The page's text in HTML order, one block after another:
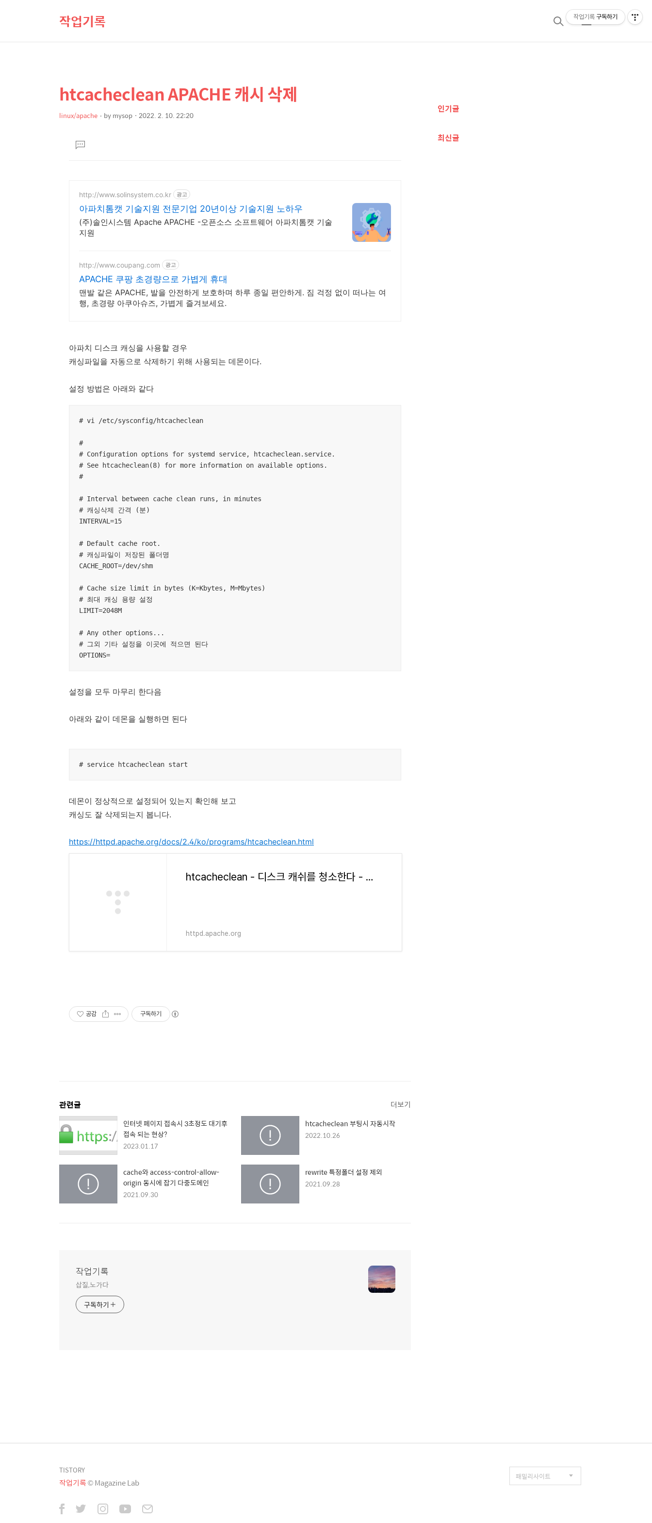
작업기록
검
메
상
세
컨
본
문
제
htcacheclean APACHE 캐시 삭제
linux/apache bymysop 2022. 2. 10. 22:20
댓
글
http://www.solinsystem.co.kr 광고
아파치톰캣 기술지원 전문기업 20년이상 기술지원 노하우
(주)솔인시스템 Apache APACHE -오픈소스 소프트웨어 아파치톰캣 기술
지원
http://www.coupang.com 광고
APACHE 쿠팡 초경량으로 가볍게 휴대
맨발 같은 APACHE, 발을 안전하게 보호하며 하루 종일 편안하게. 짐 걱정 없이 떠나는 여
행, 초경량 아쿠아슈즈, 가볍게 즐겨보세요.
아파치 디스크 캐싱을 사용할 경우
캐싱파일을 자동으로 삭제하기 위해 사용되는 데몬이다.
설정 방법은 아래와 같다
# vi /etc/sysconfig/htcacheclean
#
# Configuration options for systemd service, htcacheclean.service.
# See htcacheclean(8) for more information on available options.
#
# Interval between cache clean runs, in minutes
# 캐싱삭제 간격 (분)
INTERVAL=15
# Default cache root.
# 캐싱파일이 저장된 폴더명
CACHE_ROOT=/dev/shm
# Cache size limit in bytes (K=Kbytes, M=Mbytes)
# 최대 캐싱 용량 설정
LIMIT=2048M
# Any other options...
# 그외 기타 설정을 이곳에 적으면 된다
OPTIONS=
설정을 모두 마무리 한다음
아래와 같이 데몬을 실행하면 된다
# service htcacheclean start
데몬이 정상적으로 설정되어 있는지 확인해 보고
캐싱도 잘 삭제되는지 봅니다.
https://httpd.apache.org/docs/2.4/ko/programs/htcacheclean.html
htcacheclean - 디스크 캐쉬를 청소한다 - Apache HTTP Server Version 2.4
httpd.apache.org
공감 구독하기
관련글 더보기
인터넷 페이지 접속시 3초정도 대기후
접속 되는 현상?
2023.01.17
htcacheclean 부팅시 자동시작
2022.10.26
cache와 access-control-allow-
origin 동시에 잡기 다중도메인
2021.09.30
rewrite 특정폴더 설정 제외
2021.09.28
작업기록
삽질,노가다
구독하기
가
보
인기글
최신글
TISTORY
작업기록© Magazine Lab
작업기록 구독하기